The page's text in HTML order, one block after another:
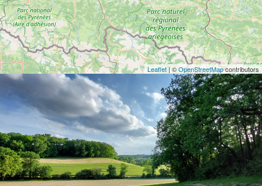
Leaflet| ©OpenStreetMapcontributors